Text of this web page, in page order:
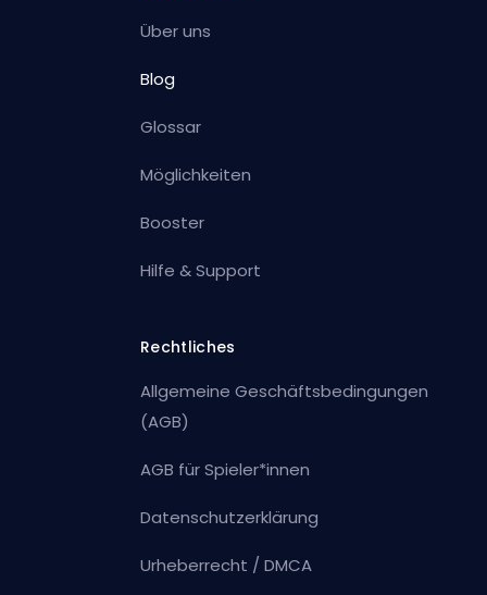
Über uns
Blog
Glossar
Möglichkeiten
Booster
Hilfe & Support
Rechtliches
Allgemeine Geschäftsbedingungen
(AGB)
AGB für Spieler*innen
Datenschutzerklärung
Urheberrecht / DMCA